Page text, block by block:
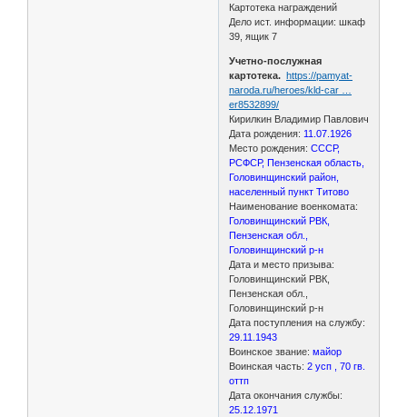
Картотека награждений
Дело ист. информации: шкаф
39, ящик 7
Учетно-послужная
картотека. https://pamyat-
naroda.ru/heroes/kld-car …
er8532899/
Кирилкин Владимир Павлович
Дата рождения: 11.07.1926
Место рождения: СССР,
РСФСР, Пензенская область,
Головинщинский район,
населенный пункт Титово
Наименование военкомата:
Головинщинский РВК,
Пензенская обл.,
Головинщинский р-н
Дата и место призыва:
Головинщинский РВК,
Пензенская обл.,
Головинщинский р-н
Дата поступления на службу:
29.11.1943
Воинское звание:майор
Воинская часть:2 усп , 70 гв.
оттп
Дата окончания службы:
25.12.1971